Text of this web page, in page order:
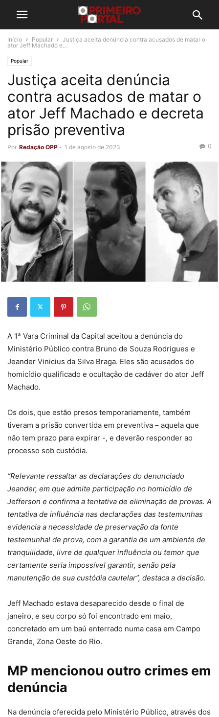
Início Popular
Justiça aceita denúncia contra acusados de matar o
ator Jeff Machado e...
Popular
Justiça aceita denúncia
contra acusados de matar o
ator Jeff Machado e decreta
prisão preventiva
Por Redação OPP - 1 de agosto de 2023 0
A 1ª Vara Criminal da Capital aceitou a denúncia do
Ministério Público contra Bruno de Souza Rodrigues e
Jeander Vinicius da Silva Braga. Eles são acusados do
homicídio qualificado e ocultação de cadáver do ator Jeff
Machado.
Os dois, que estão presos temporariamente, também
tiveram a prisão convertida em preventiva – aquela que
não tem prazo para expirar -, e deverão responder ao
processo sob custódia.
“Relevante ressaltar as declarações do denunciado
Jeander, em que admite participação no homicídio de
Jefferson e confirma a tentativa de eliminação de provas. A
tentativa de influência nas declarações das testemunhas
evidencia a necessidade de preservação da fonte
testemunhal de prova, com a garantia de um ambiente de
tranquilidade, livre de qualquer influência ou temor que
certamente seria impossível garantir, senão pela
manutenção de sua custódia cautelar”, destaca a decisão.
Jeff Machado estava desaparecido desde o final de
janeiro, e seu corpo só foi encontrado em maio,
concretado em um baú enterrado numa casa em Campo
Grande, Zona Oeste do Rio.
MP mencionou outro crimes em
denúncia
Na denúncia oferecida pelo Ministério Público, através dos